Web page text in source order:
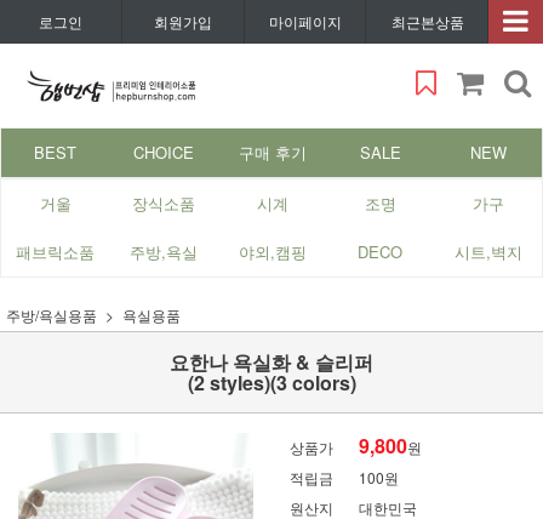
로그인 회원가입 마이페이지 최근본상품
BEST CHOICE 구매 후기 SALE NEW
거울 장식소품 시계 조명 가구
패브릭소품 주방,욕실 야외,캠핑 DECO 시트,벽지
주방/욕실용품 욕실용품
요한나 욕실화 & 슬리퍼
(2 styles)(3 colors)
상품가 9,800원
적립금
100원
원산지
대한민국